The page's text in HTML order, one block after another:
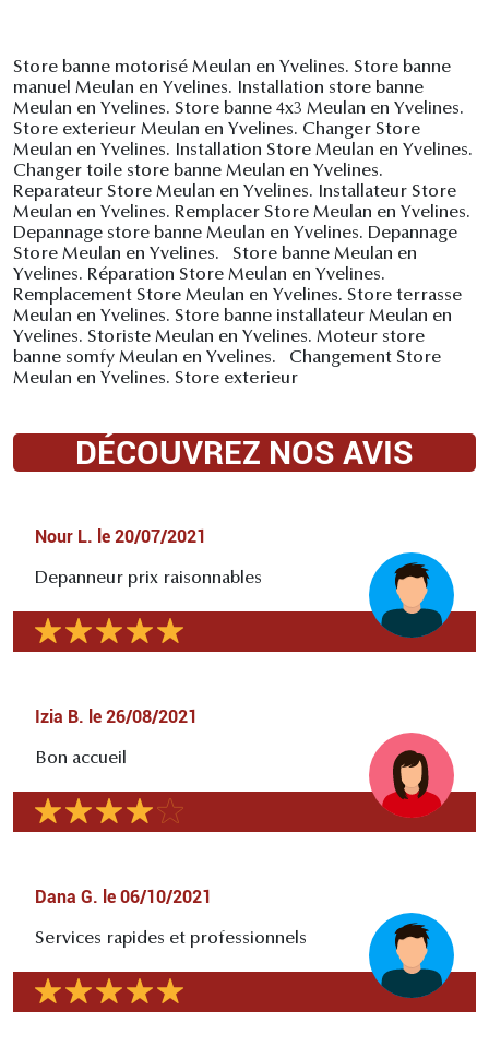
Store banne motorisé Meulan en Yvelines. Store banne
manuel Meulan en Yvelines. Installation store banne
Meulan en Yvelines. Store banne 4x3 Meulan en Yvelines.
Store exterieur Meulan en Yvelines. Changer Store
Meulan en Yvelines. Installation Store Meulan en Yvelines.
Changer toile store banne Meulan en Yvelines.
Reparateur Store Meulan en Yvelines. Installateur Store
Meulan en Yvelines. Remplacer Store Meulan en Yvelines.
Depannage store banne Meulan en Yvelines. Depannage
Store Meulan en Yvelines. Store banne Meulan en
Yvelines. Réparation Store Meulan en Yvelines.
Remplacement Store Meulan en Yvelines. Store terrasse
Meulan en Yvelines. Store banne installateur Meulan en
Yvelines. Storiste Meulan en Yvelines. Moteur store
banne somfy Meulan en Yvelines. Changement Store
Meulan en Yvelines. Store exterieur
DÉCOUVREZ NOS AVIS
Nour L. le 20/07/2021
Depanneur prix raisonnables
Izia B. le 26/08/2021
Bon accueil
Dana G. le 06/10/2021
Services rapides et professionnels